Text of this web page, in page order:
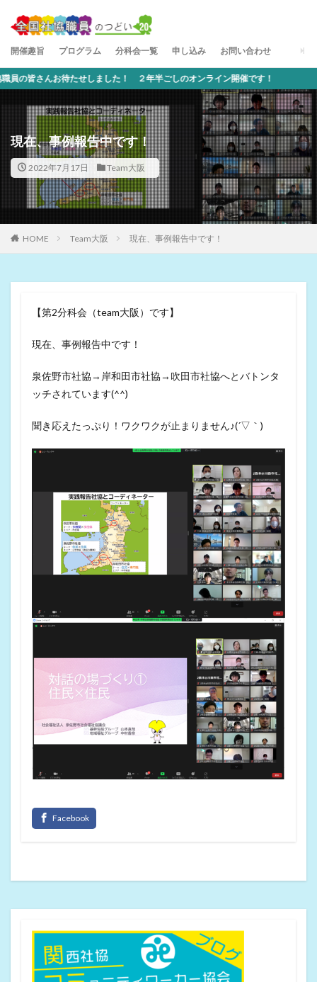
開催趣旨 プログラム 分科会一覧 申し込み お問い合わせ
皆さんお待たせしました！ ２年半ごしのオンライン開催です！
現在、事例報告中です！
2022年7月17日 Team大阪
HOME Team大阪 現在、事例報告中です！
【第2分科会（team大阪）です】
現在、事例報告中です！
泉佐野市社協→岸和田市社協→吹田市社協へとバトンタ
ッチされています(^^)
聞き応えたっぷり！ワクワクが止まりません♪(´▽｀)